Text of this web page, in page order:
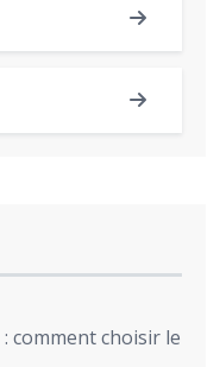
comment choisir le